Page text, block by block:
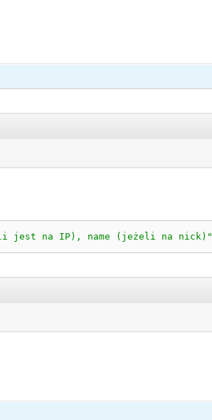
jest na IP), name (jeżeli na nick)"